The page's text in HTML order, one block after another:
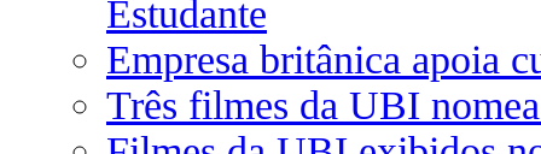
Estudante
Empresa britânica apoia
Três filmes da UBI